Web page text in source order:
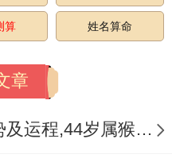
症易现于夏令，若
需防外力碰撞或呼
算 姓名算命
章
1980属猴女2024年运势及运程,44岁属猴人2024全年每月运势女性如何